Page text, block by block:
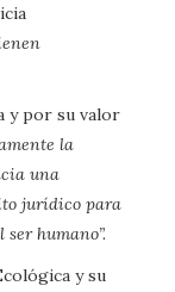
y por su valor
la
una
jurídico para
humano”.
y su